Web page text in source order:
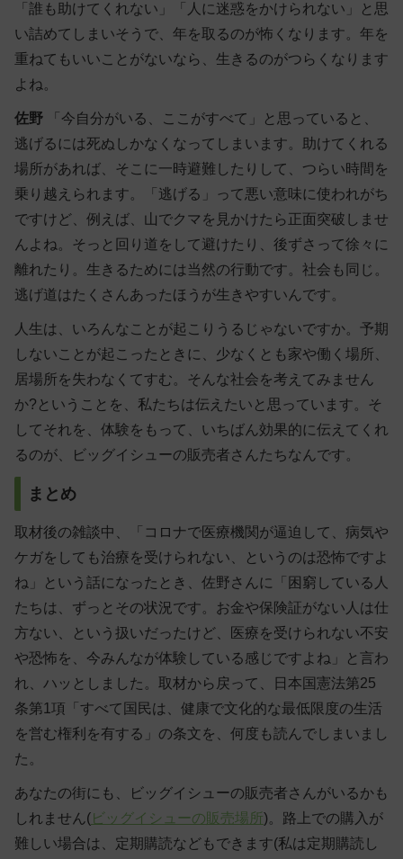
「誰も助けてくれない」「人に迷惑をかけられない」と思
い詰めてしまいそうで、年を取るのが怖くなります。年を
重ねてもいいことがないなら、生きるのがつらくなります
よね。
佐野 「今自分がいる、ここがすべて」と思っていると、
逃げるには死ぬしかなくなってしまいます。助けてくれる
場所があれば、そこに一時避難したりして、つらい時間を
乗り越えられます。「逃げる」って悪い意味に使われがち
ですけど、例えば、山でクマを見かけたら正面突破しませ
んよね。そっと回り道をして避けたり、後ずさって徐々に
離れたり。生きるためには当然の行動です。社会も同じ。
逃げ道はたくさんあったほうが生きやすいんです。
人生は、いろんなことが起こりうるじゃないですか。予期
しないことが起こったときに、少なくとも家や働く場所、
居場所を失わなくてすむ。そんな社会を考えてみません
か?ということを、私たちは伝えたいと思っています。そ
してそれを、体験をもって、いちばん効果的に伝えてくれ
るのが、ビッグイシューの販売者さんたちなんです。
まとめ
取材後の雑談中、「コロナで医療機関が逼迫して、病気や
ケガをしても治療を受けられない、というのは恐怖ですよ
ね」という話になったとき、佐野さんに「困窮している人
たちは、ずっとその状況です。お金や保険証がない人は仕
方ない、という扱いだったけど、医療を受けられない不安
や恐怖を、今みんなが体験している感じですよね」と言わ
れ、ハッとしました。取材から戻って、日本国憲法第25
条第1項「すべて国民は、健康で文化的な最低限度の生活
を営む権利を有する」の条文を、何度も読んでしまいまし
た。
あなたの街にも、ビッグイシューの販売者さんがいるかも
しれません(ビッグイシューの販売場所)。路上での購入が
難しい場合は、定期購読などもできます(私は定期購読し